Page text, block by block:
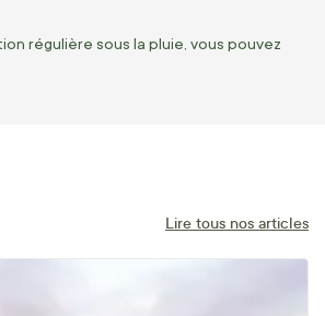
régulière sous la pluie, vous pouvez
Lire tous nos articles